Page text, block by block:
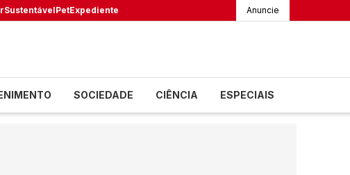
SustentávelPetExpediente Anuncie
SOCIEDADE CIÊNCIA ESPECIAIS